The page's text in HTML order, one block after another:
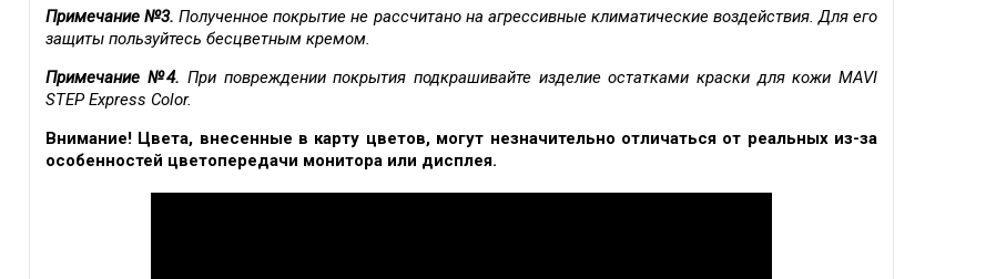
Примечание №3. Полученное покрытие не рассчитано на агрессивные климатические воздействия. Для его
защиты пользуйтесь бесцветным кремом.
Примечание №4. При повреждении покрытия подкрашивайте изделие остатками краски для кожи MAVI
STEP Express Color.
Внимание! Цвета, внесенные в карту цветов, могут незначительно отличаться от реальных из-за
особенностей цветопередачи монитора или дисплея.